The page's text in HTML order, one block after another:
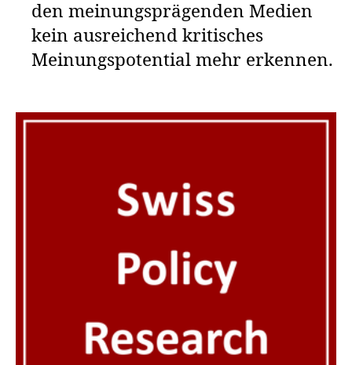
den meinungsprägenden Medien
kein ausreichend kritisches
Meinungspotential mehr erkennen.